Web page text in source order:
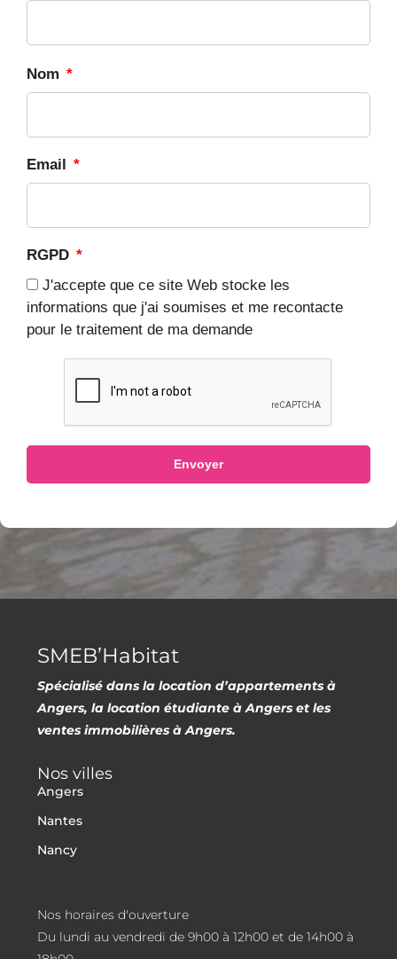
Nom *
Email *
RGPD *
J'accepte que ce site Web stocke les
informations que j'ai soumises et me recontacte
pour le traitement de ma demande
Envoyer
SMEB’Habitat
Spécialisé dans la location d’appartements à
Angers, la location étudiante à Angers et les
ventes immobilières à Angers.
Nos villes
Angers
Nantes
Nancy
Nos horaires d'ouverture
Du lundi au vendredi de 9h00 à 12h00 et de 14h00 à